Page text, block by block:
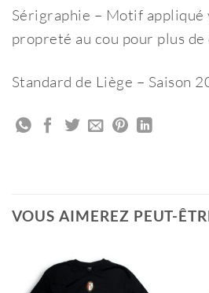
Sérigraphie – Motif appliqué
propreté au cou pour plus
Standard de Liège – Saison
VOUS AIMEREZ PEUT-